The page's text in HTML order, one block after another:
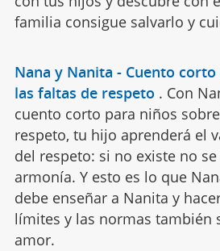
familia consigue salvarlo y
Nana y Nanita - Cuento
las faltas de respeto . Con
cuento corto para niños
respeto, tu hijo aprenderá el
del respeto: si no existe no
armonía. Y esto es lo que
debe enseñar a Nanita y
límites y las normas también
amor.